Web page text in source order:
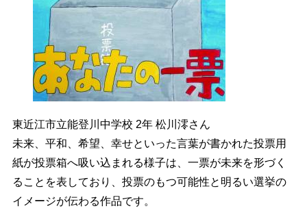
東近江市立能登川中学校 2年 松川澪さん
未来、平和、希望、幸せといった言葉が書かれた投票用
紙が投票箱へ吸い込まれる様子は、一票が未来を形づく
ることを表しており、投票のもつ可能性と明るい選挙の
イメージが伝わる作品です。